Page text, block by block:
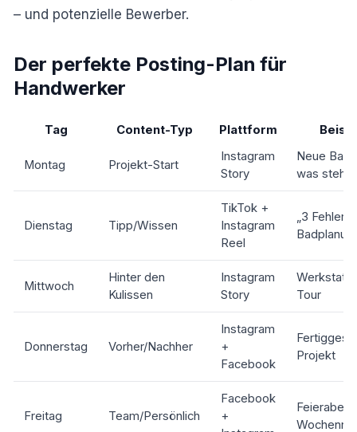
– und potenzielle Bewerber.
Der perfekte Posting-Plan für
Handwerker
Tag Content-Typ Plattform
Montag Projekt-Start
Instagram
Story
Neue
was steht
Dienstag Tipp/Wissen
TikTok +
Instagram
Reel
„3 Fehler
Mittwoch
Hinter den
Kulissen
Instagram
Story
Tour
Donnerstag Vorher/Nachher
Instagram
+
Facebook
Projekt
Freitag Team/Persönlich
Facebook
+